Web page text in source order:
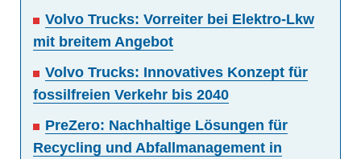
Volvo Trucks: Vorreiter bei Elektro-Lkw
mit breitem Angebot
Volvo Trucks: Innovatives Konzept für
fossilfreien Verkehr bis 2040
PreZero: Nachhaltige Lösungen für
Recycling und Abfallmanagement in